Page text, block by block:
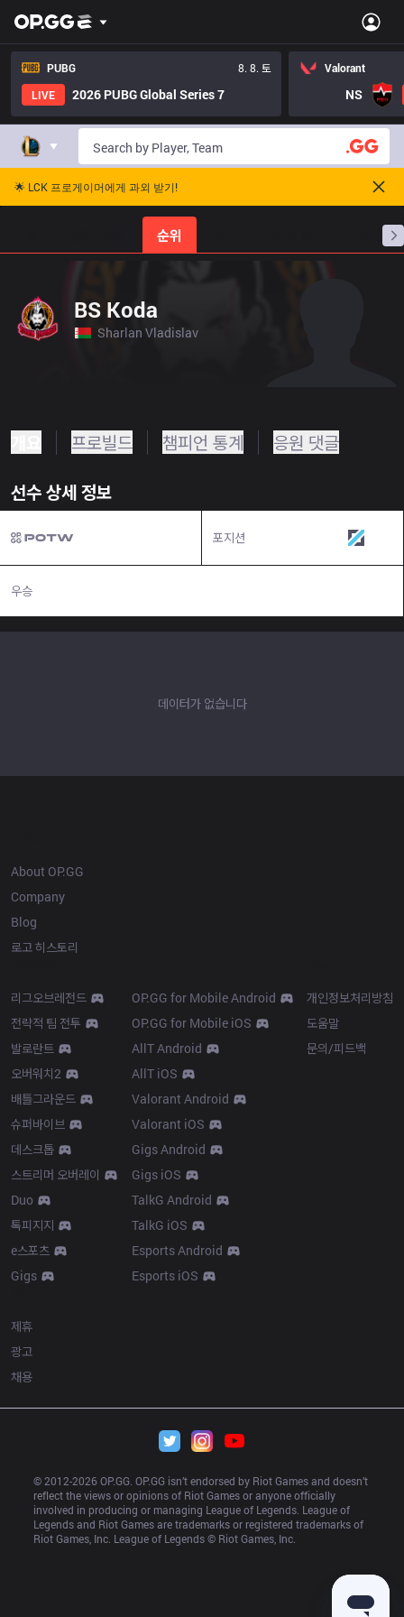
PUBG
8. 8. 토
LIVE
2026 PUBG Global Series 7
Valorant
NS
🌟 LCK 프로게이머에게 과외 받기!
순위 프로빌
BS Koda
Sharlan Vladislav
프로빌드 챔피언 통계 응원 댓글
선수 상세 정보
포지션
우승
데이터가 없습니다
About OP.GG
Company
Blog
로고 히스토리
리그오브레전드
전략적 팀 전투
발로란트
오버워치2
배틀그라운드
슈퍼바이브
데스크톱
스트리머 오버레이
Duo
톡피지지
e스포츠
Gigs
OP.GG for Mobile Android
OP.GG for Mobile iOS
AllT Android
AllT iOS
Valorant Android
Valorant iOS
Gigs Android
Gigs iOS
TalkG Android
TalkG iOS
Esports Android
Esports iOS
개인정보처리방침
도움말
문의/피드백
제휴
광고
채용
© 2012-2026 OP.GG. OP.GG isn’t endorsed by Riot Games and doesn’t
reflect the views or opinions of Riot Games or anyone officially
involved in producing or managing League of Legends. League of
Legends and Riot Games are trademarks or registered trademarks of
Riot Games, Inc. League of Legends © Riot Games, Inc.